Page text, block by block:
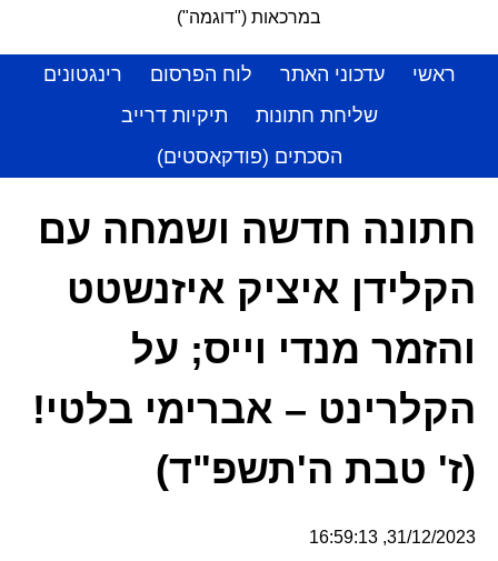
במרכאות ("דוגמה")
ראשי עדכוני האתר לוח הפרסום
רינגטונים
שליחת חתונות
תיקיות דרייב
הסכתים (פודקאסטים)
חתונה חדשה ושמחה עם
הקלידן איציק איזנשטט
והזמר מנדי וייס; על
הקלרינט – אברימי בלטי!
(ז' טבת ה'תשפ"ד)
31/12/2023, 16:59:13